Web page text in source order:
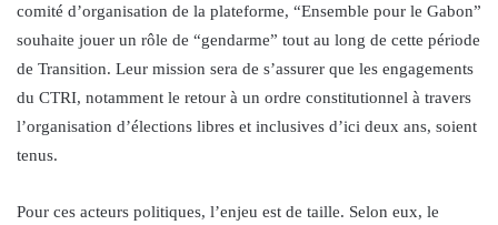
comité d’organisation de la plateforme, “Ensemble pour le Gabon”
souhaite jouer un rôle de “gendarme” tout au long de cette période
de Transition. Leur mission sera de s’assurer que les engagements
du CTRI, notamment le retour à un ordre constitutionnel à travers
l’organisation d’élections libres et inclusives d’ici deux ans, soient
tenus.
Pour ces acteurs politiques, l’enjeu est de taille. Selon eux, le